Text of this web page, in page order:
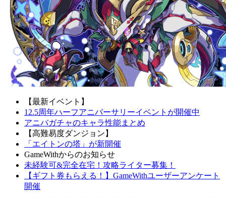
【最新イベント】
12.5周年ハーフアニバーサリーイベントが開催中
アニバガチャのキャラ性能まとめ
【高難易度ダンジョン】
「エイトンの塔」が新開催
GameWithからのお知らせ
未経験可&完全在宅！攻略ライター募集！
【ギフト券もらえる！】GameWithユーザーアンケート
開催